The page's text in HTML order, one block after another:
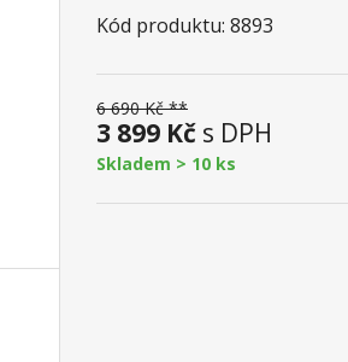
Kód produktu: 8893
6 690 Kč **
3 899 Kč s DPH
Skladem > 10 ks